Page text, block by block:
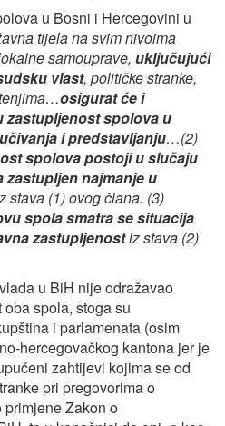
u Bosni i Hercegovini u
tijela na svim nivoima
samouprave, uključujući
vlast, političke stranke,
osigurat će i
spolova u
i predstavljanju…(2)
spolova postoji u slučaju
zastupljen najmanje u
stava (1) ovog člana. (3)
spola smatra se situacija
zastupljenostiz stava (2)
u BiH nije odražavao
spola, stoga su
i parlamenata (osim
hercegovačkog kantona jer je
zahtijevi kojima se od
pri pregovorima o
Zakon o